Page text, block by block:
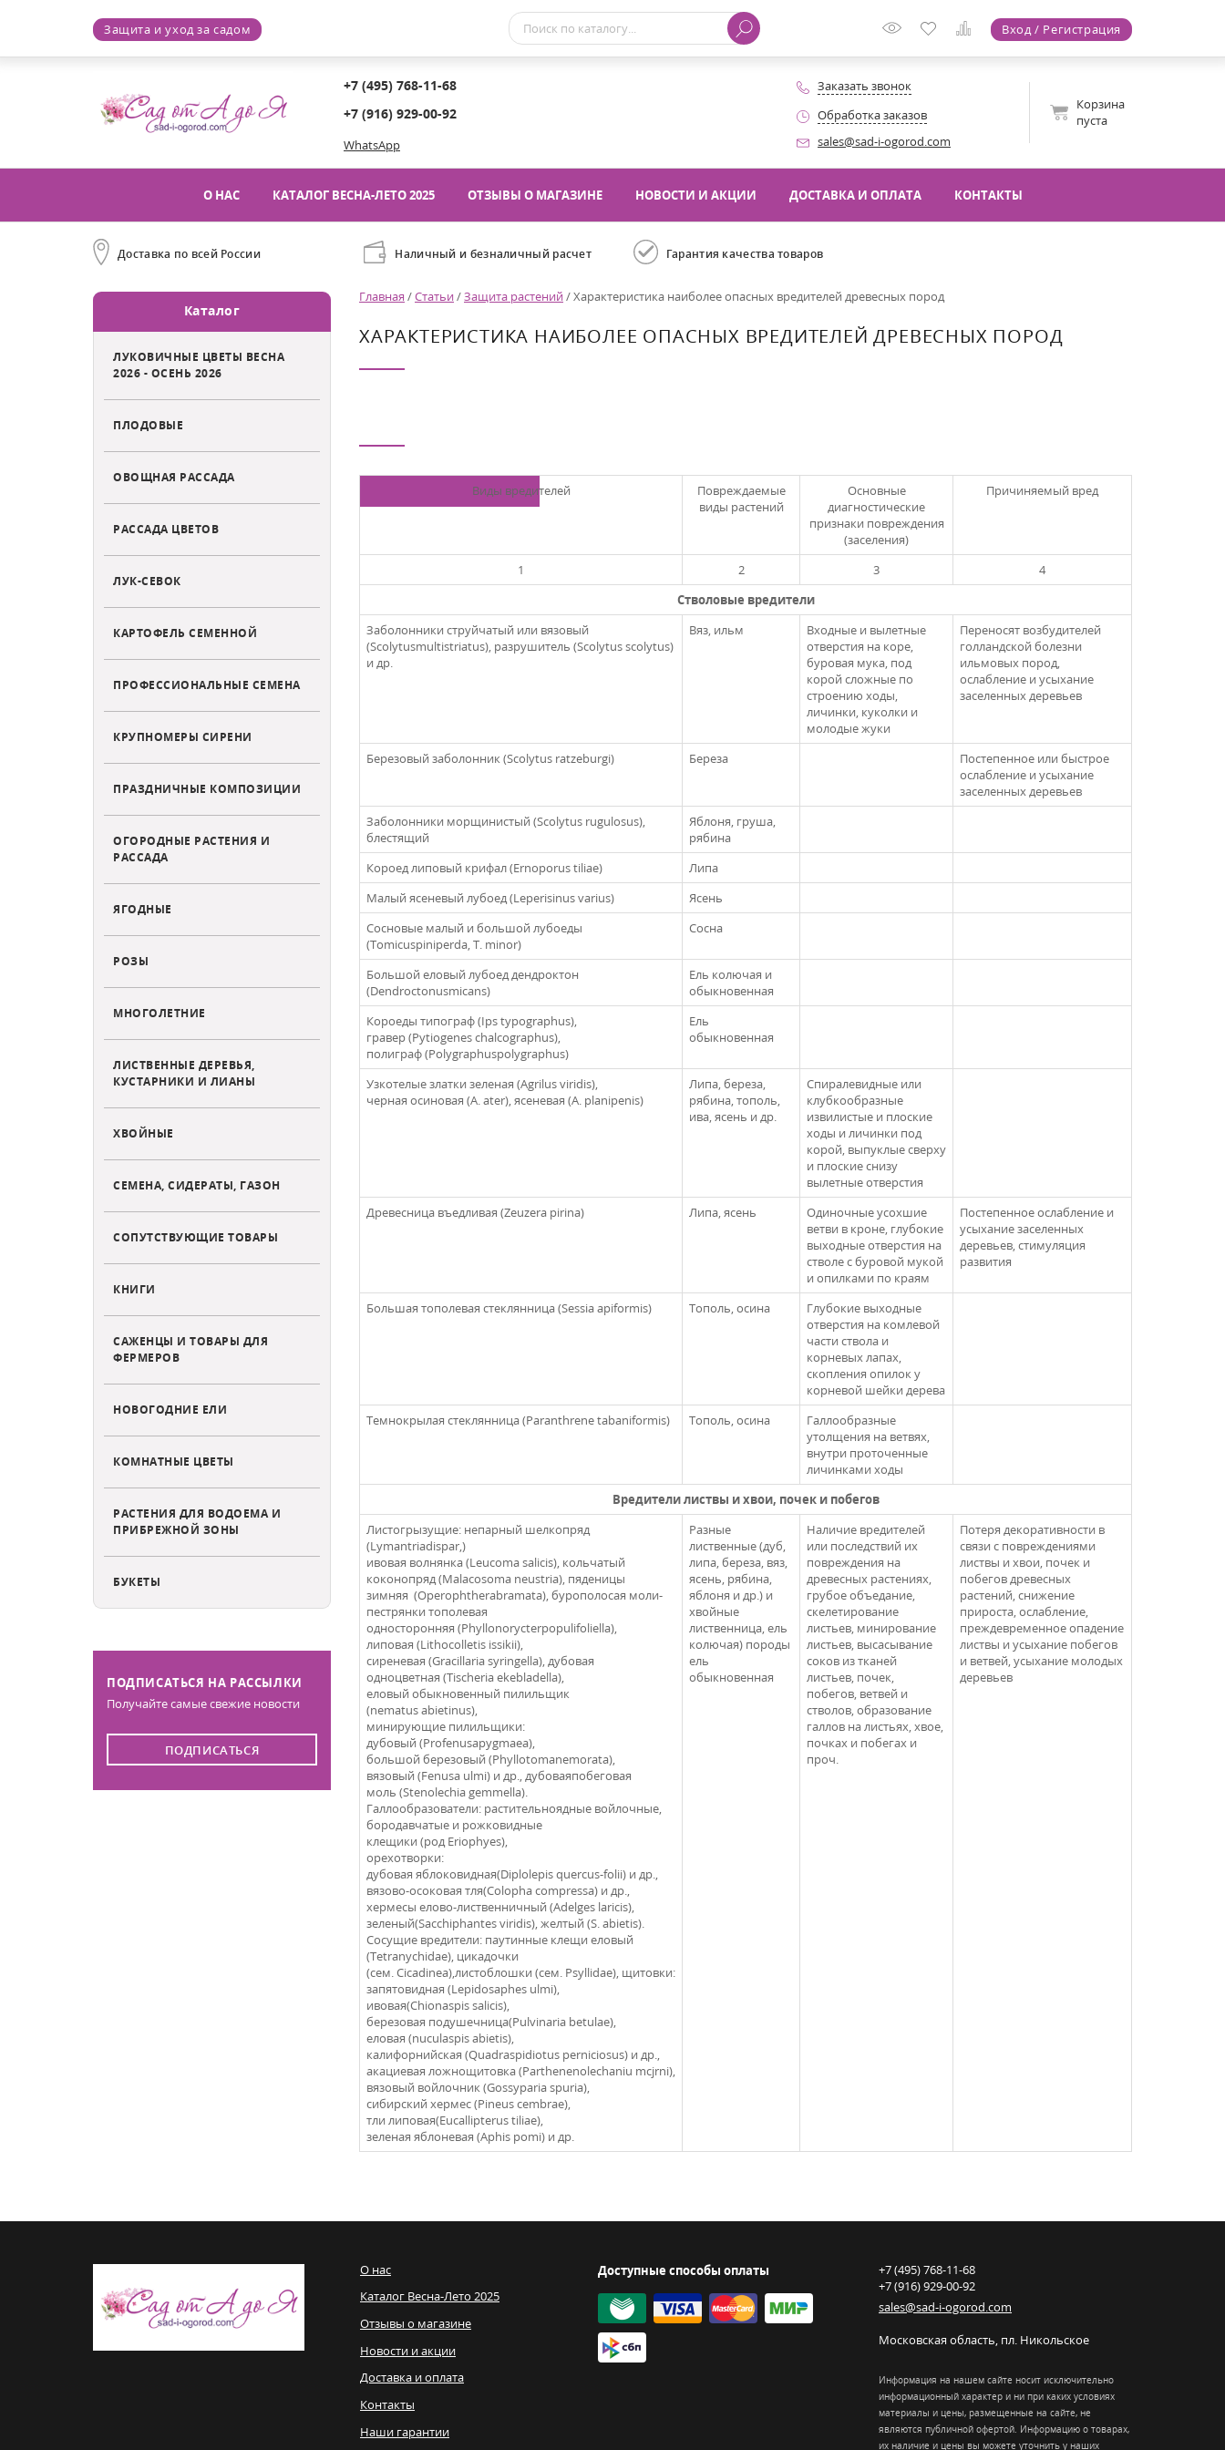
Защита и уход за садом Вход / Регистрация
+7 (495) 768-11-68
+7 (916) 929-00-92
WhatsApp
Заказать звонок
Обработка заказов
sales@sad-i-ogorod.com
Корзина
пуста
О НАС КАТАЛОГ ВЕСНА-ЛЕТО 2025 ОТЗЫВЫ О МАГАЗИНЕ НОВОСТИ И АКЦИИ ДОСТАВКА И ОПЛАТА КОНТАКТЫ
Доставка по всей России Наличный и безналичный расчет Гарантия качества товаров
Каталог
ЛУКОВИЧНЫЕ ЦВЕТЫ ВЕСНА
2026 - ОСЕНЬ 2026
ПЛОДОВЫЕ
ОВОЩНАЯ РАССАДА
РАССАДА ЦВЕТОВ
ЛУК-СЕВОК
КАРТОФЕЛЬ СЕМЕННОЙ
ПРОФЕССИОНАЛЬНЫЕ СЕМЕНА
КРУПНОМЕРЫ СИРЕНИ
ПРАЗДНИЧНЫЕ КОМПОЗИЦИИ
ОГОРОДНЫЕ РАСТЕНИЯ И
РАССАДА
ЯГОДНЫЕ
РОЗЫ
МНОГОЛЕТНИЕ
ЛИСТВЕННЫЕ ДЕРЕВЬЯ,
КУСТАРНИКИ И ЛИАНЫ
ХВОЙНЫЕ
СЕМЕНА, СИДЕРАТЫ, ГАЗОН
СОПУТСТВУЮЩИЕ ТОВАРЫ
КНИГИ
САЖЕНЦЫ И ТОВАРЫ ДЛЯ
ФЕРМЕРОВ
НОВОГОДНИЕ ЕЛИ
КОМНАТНЫЕ ЦВЕТЫ
РАСТЕНИЯ ДЛЯ ВОДОЕМА И
ПРИБРЕЖНОЙ ЗОНЫ
БУКЕТЫ
ПОДПИСАТЬСЯ НА РАССЫЛКИ
Получайте самые свежие новости
ПОДПИСАТЬСЯ
Главная /Статьи/Защита растений/Характеристика наиболее опасных вредителей древесных пород
ХАРАКТЕРИСТИКА НАИБОЛЕЕ ОПАСНЫХ ВРЕДИТЕЛЕЙ ДРЕВЕСНЫХ ПОРОД
Виды вредителей
Повреждаемые
виды растений
Основные
диагностические
признаки повреждения
(заселения)
Причиняемый вред
1 2 3
4
Стволовые вредители
Заболонники струйчатый или вязовый
(Scolytusmultistriatus), разрушитель (Scolytus scolytus)
и др.
Вяз, ильм
Входные и вылетные
отверстия на коре,
буровая мука, под
корой сложные по
строению ходы,
личинки, куколки и
молодые жуки
Переносят возбудителей
голландской болезни
ильмовых пород,
ослабление и усыхание
заселенных деревьев
Березовый заболонник (Scolytus ratzeburgi) Береза
Постепенное или быстрое
ослабление и усыхание
заселенных деревьев
Заболонники морщинистый (Scolytus rugulosus),
блестящий
Яблоня, груша,
рябина
Короед липовый крифал (Ernoporus tiliae)
Липа
Малый ясеневый лубоед (Leperisinus varius)
Ясень
Сосновые малый и большой лубоеды
(Tomicuspiniperda, T. minor)
Сосна
Большой еловый лубоед дендроктон
(Dendroctonusmicans)
Ель колючая и
обыкновенная
Короеды типограф (Ips typographus),
гравер (Pytiogenes chalcographus),
полиграф (Polygraphuspolygraphus)
Ель
обыкновенная
Узкотелые златки зеленая (Agrilus viridis),
черная осиновая (A. ater), ясеневая (А. planipenis)
Липа, береза,
рябина, тополь,
ива, ясень и др.
Спиралевидные или
клубкообразные
извилистые и плоские
ходы и личинки под
корой, выпуклые сверху
и плоские снизу
вылетные отверстия
Древесница въедливая (Zeuzera pirina)
Липа, ясень
Одиночные усохшие
ветви в кроне, глубокие
выходные отверстия на
стволе с буровой мукой
и опилками по краям
Постепенное ослабление и
усыхание заселенных
деревьев, стимуляция
развития
Большая тополевая стеклянница (Sessia apiformis) Тополь, осина
Глубокие выходные
отверстия на комлевой
части ствола и
корневых лапах,
скопления опилок у
корневой шейки дерева
Темнокрылая стеклянница (Paranthrene tabaniformis)
Тополь, осина
Галлообразные
утолщения на ветвях,
внутри проточенные
личинками ходы
Вредители листвы и хвои, почек и побегов
Листогрызущие: непарный шелкопряд
(Lymantriadispar,)
ивовая волнянка (Leucoma salicis), кольчатый
коконопряд (Malacosoma neustria), пяденицы
зимняя (Operophtherabramata), бурополосая моли-
пестрянки тополевая
односторонняя (Phyllonorycterpopulifoliella),
липовая (Lithocolletis issikii),
сиреневая (Gracillaria syringella), дубовая
одноцветная (Tischeria ekebladella),
еловый обыкновенный пилильщик
(nematus abietinus),
минирующие пилильщики:
дубовый (Profenusapygmaea),
большой березовый (Phyllotomanemorata),
вязовый (Fenusa ulmi) и др., дубоваяпобеговая
моль (Stenolechia gemmella).
Галлообразователи: растительноядные войлочные,
бородавчатые и рожковидные
клещики (род Eriophyes),
орехотворки:
дубовая яблоковидная(Diplolepis quercus-folii) и др.,
вязово-осоковая тля(Colopha compressa) и др.,
хермесы елово-лиственничный (Adelges laricis),
зеленый(Sacchiphantes viridis), желтый (S. abietis).
Сосущие вредители: паутинные клещи еловый
(Tetranychidae), цикадочки
(сем. Cicadinea),листоблошки (сем. Psyllidae), щитовки:
запятовидная (Lepidosaphes ulmi),
ивовая(Chionaspis salicis),
березовая подушечница(Pulvinaria betulae),
еловая (nuculaspis abietis),
калифорнийская (Quadraspidiotus perniciosus) и др.,
акациевая ложнощитовка (Parthenenolechaniu mcjrni),
вязовый войлочник (Gossyparia spuria),
сибирский хермес (Pineus cembrae),
тли липовая(Eucallipterus tiliae),
зеленая яблоневая (Aphis pomi) и др.
Разные
лиственные (дуб,
липа, береза, вяз,
ясень, рябина,
яблоня и др.) и
хвойные
лиственница, ель
колючая) породы
ель
обыкновенная
Наличие вредителей
или последствий их
повреждения на
древесных растениях,
грубое объедание,
скелетирование
листьев, минирование
листьев, высасывание
соков из тканей
листьев, почек,
побегов, ветвей и
стволов, образование
галлов на листьях, хвое,
почках и побегах и
проч.
Потеря декоративности в
связи с повреждениями
листвы и хвои, почек и
побегов древесных
растений, снижение
прироста, ослабление,
преждевременное опадение
листвы и усыхание побегов
и ветвей, усыхание молодых
деревьев
О нас
Каталог Весна-Лето 2025
Отзывы о магазине
Новости и акции
Доставка и оплата
Контакты
Наши гарантии
Доступные способы оплаты
+7 (495) 768-11-68
+7 (916) 929-00-92
sales@sad-i-ogorod.com
Московская область, пл. Никольcкое
Информация на нашем сайте носит исключительно
информационный характер и ни при каких условиях
материалы и цены, размещенные на сайте, не
являются публичной офертой. Информацию о товарах,
их наличие и цены вы можете уточнить у наших